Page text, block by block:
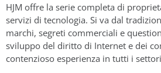
HJM offre la serie completa di
servizi di tecnologia. Si va dal
marchi, segreti commerciali e
sviluppo del diritto di Internet e dei
contenzioso esperienza in tutti i